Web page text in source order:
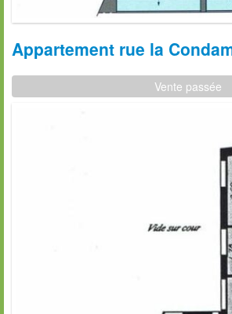
Appartement rue la
Vente passée